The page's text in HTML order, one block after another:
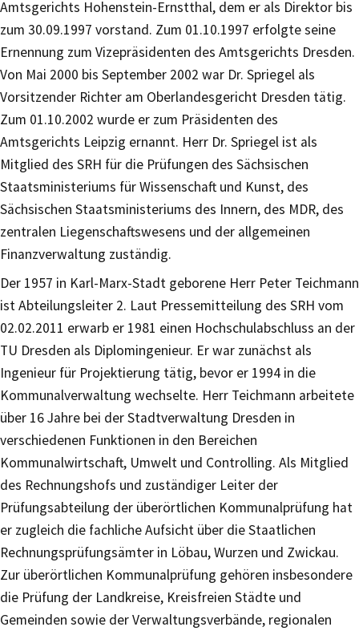
Amtsgerichts Hohenstein-Ernstthal, dem er als Direktor bis
zum 30.09.1997 vorstand. Zum 01.10.1997 erfolgte seine
Ernennung zum Vizepräsidenten des Amtsgerichts Dresden.
Von Mai 2000 bis September 2002 war Dr. Spriegel als
Vorsitzender Richter am Oberlandesgericht Dresden tätig.
Zum 01.10.2002 wurde er zum Präsidenten des
Amtsgerichts Leipzig ernannt. Herr Dr. Spriegel ist als
Mitglied des SRH für die Prüfungen des Sächsischen
Staatsministeriums für Wissenschaft und Kunst, des
Sächsischen Staatsministeriums des Innern, des MDR, des
zentralen Liegenschaftswesens und der allgemeinen
Finanzverwaltung zuständig.
Der 1957 in Karl-Marx-Stadt geborene Herr Peter Teichmann
ist Abteilungsleiter 2. Laut Pressemitteilung des SRH vom
02.02.2011 erwarb er 1981 einen Hochschulabschluss an der
TU Dresden als Diplomingenieur. Er war zunächst als
Ingenieur für Projektierung tätig, bevor er 1994 in die
Kommunalverwaltung wechselte. Herr Teichmann arbeitete
über 16 Jahre bei der Stadtverwaltung Dresden in
verschiedenen Funktionen in den Bereichen
Kommunalwirtschaft, Umwelt und Controlling. Als Mitglied
des Rechnungshofs und zuständiger Leiter der
Prüfungsabteilung der überörtlichen Kommunalprüfung hat
er zugleich die fachliche Aufsicht über die Staatlichen
Rechnungsprüfungsämter in Löbau, Wurzen und Zwickau.
Zur überörtlichen Kommunalprüfung gehören insbesondere
die Prüfung der Landkreise, Kreisfreien Städte und
Gemeinden sowie der Verwaltungsverbände, regionalen